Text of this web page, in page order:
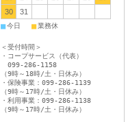
30
31
■今日 ■業務休
＜受付時間＞
・コープサービス（代表）
099-286-1158
（9時～18時/土・日休み）
・保険事業：099-286-1139
（9時～17時/土・日休み）
・利用事業：099-286-1138
（9時～17時/土・日休み）